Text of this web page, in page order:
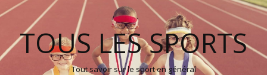
TOUS LES SPORTS
Tout savoir sur le sport en général